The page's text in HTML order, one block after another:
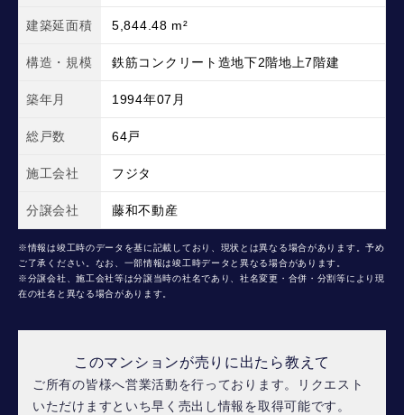
建築延面積 5,844.48 m²
構造・規模 鉄筋コンクリート造地下2階地上7階建
築年月 1994年07月
総戸数 64戸
施工会社 フジタ
分譲会社 藤和不動産
※情報は竣工時のデータを基に記載しており、現状とは異なる場合があります。予め
ご了承ください。なお、一部情報は竣工時データと異なる場合があります。
※分譲会社、施工会社等は分譲当時の社名であり、社名変更・合併・分割等により現
在の社名と異なる場合があります。
このマンションが売りに出たら教えて
ご所有の皆様へ営業活動を行っております。リクエスト
いただけますといち早く売出し情報を取得可能です。